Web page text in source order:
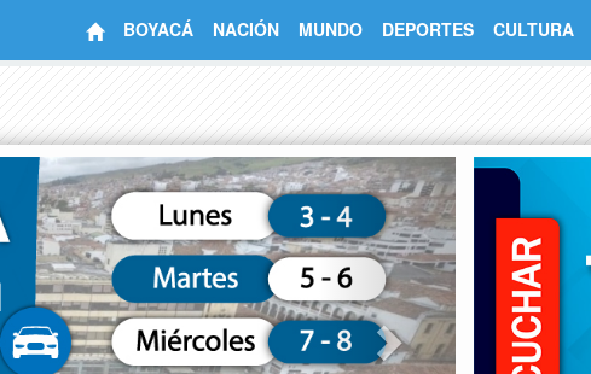
BOYACÁ NACIÓN MUNDO DEPORTES CULTURA
Next